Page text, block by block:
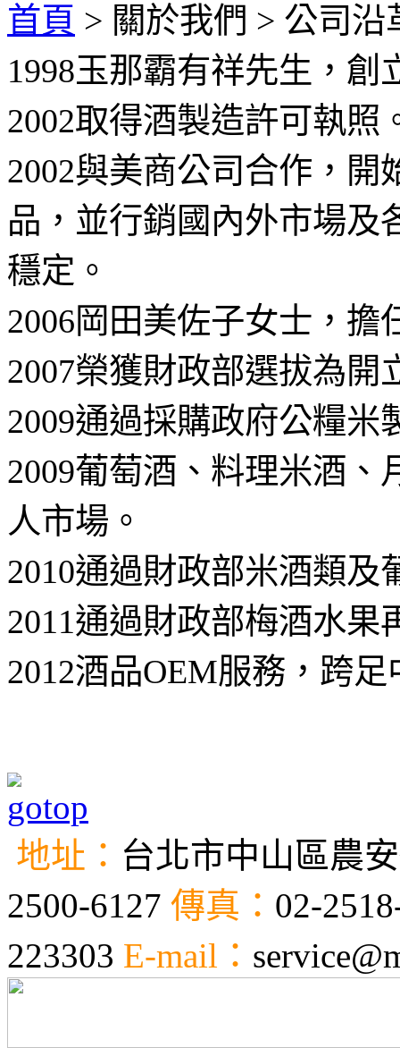
首頁 > 關於我們 > 公司沿
1998玉那霸有祥先生，創
2002取得酒製造許可執照
2002與美商公司合作，開
品，並行銷國內外市場及
穩定。
2006 岡田美佐子女士，擔
2007榮獲財政部選拔為開
2009通過採購政府公糧米
2009葡萄酒、料理米酒、
人市場。
2010通過財政部米酒類及
2011通過財政部梅酒水果
2012酒品OEM服務，跨足
地址： 台北市中山區農
2500-6127 傳真： 02-
223303 E-mail：